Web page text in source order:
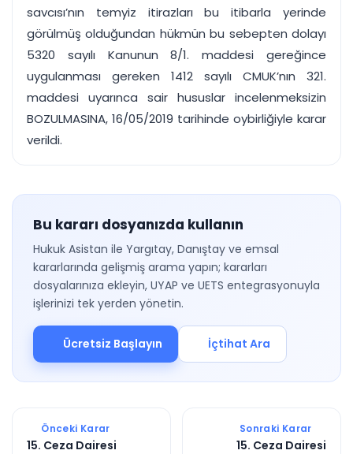
savcısı’nın temyiz itirazları bu itibarla yerinde
görülmüş olduğundan hükmün bu sebepten dolayı
5320 sayılı Kanunun 8/1. maddesi gereğince
uygulanması gereken 1412 sayılı CMUK’nın 321.
maddesi uyarınca sair hususlar incelenmeksizin
BOZULMASINA, 16/05/2019 tarihinde oybirliğiyle karar
verildi.
Bu kararı dosyanızda kullanın
Hukuk Asistan ile Yargıtay, Danıştay ve emsal
kararlarında gelişmiş arama yapın; kararları
dosyalarınıza ekleyin, UYAP ve UETS entegrasyonuyla
işlerinizi tek yerden yönetin.
Ücretsiz Başlayın İçtihat Ara
Önceki Karar
15. Ceza Dairesi
Sonraki Karar
15. Ceza Dairesi